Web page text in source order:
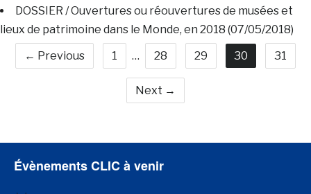
DOSSIER / Ouvertures ou réouvertures de musées et
lieux de patrimoine dans le Monde, en 2018 (07/05/2018)
← Previous
1 … 28 29 30 31
Next →
Évènements CLIC à venir